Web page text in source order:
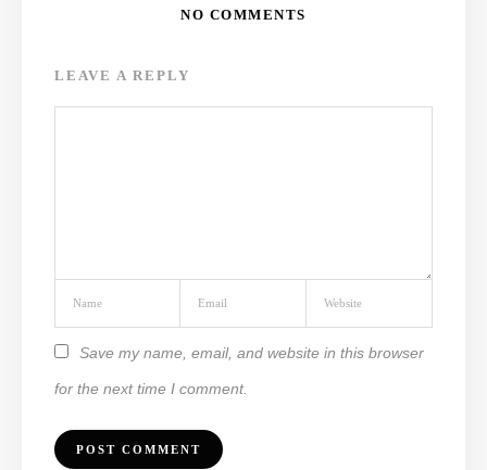
NO COMMENTS
LEAVE A REPLY
Save my name, email, and website in this browser
for the next time I comment.